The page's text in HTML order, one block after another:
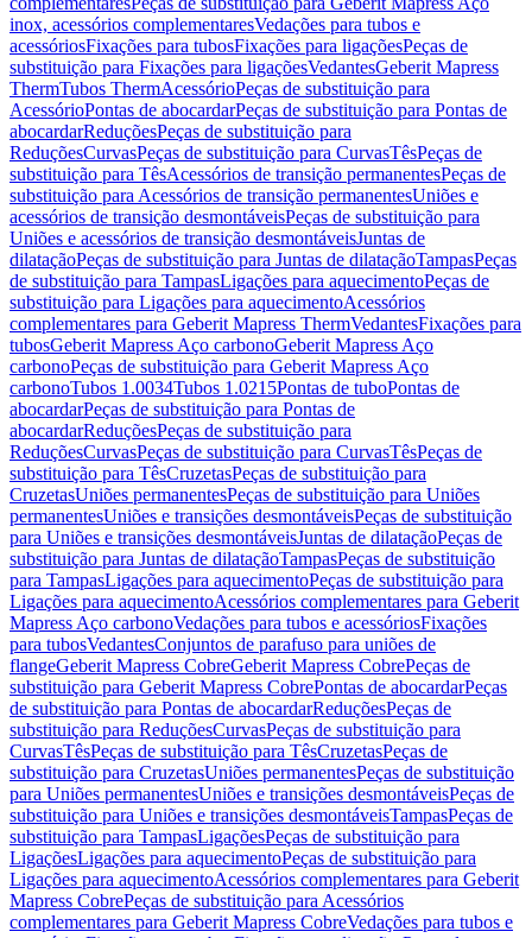
inox, acessórios complementaresVedações para tubos e
acessóriosFixações para tubosFixações para ligaçõesPeças de
substituição para Fixações para ligaçõesVedantesGeberit Mapress
ThermTubos ThermAcessórioPeças de substituição para
AcessórioPontas de abocardarPeças de substituição para Pontas de
abocardarReduçõesPeças de substituição para
ReduçõesCurvasPeças de substituição para CurvasTêsPeças de
substituição para TêsAcessórios de transição permanentesPeças de
substituição para Acessórios de transição permanentesUniões e
acessórios de transição desmontáveisPeças de substituição para
Uniões e acessórios de transição desmontáveisJuntas de
dilataçãoPeças de substituição para Juntas de dilataçãoTampasPeças
de substituição para TampasLigações para aquecimentoPeças de
substituição para Ligações para aquecimentoAcessórios
complementares para Geberit Mapress ThermVedantesFixações para
tubosGeberit Mapress Aço carbonoGeberit Mapress Aço
carbonoPeças de substituição para Geberit Mapress Aço
carbonoTubos 1.0034Tubos 1.0215Pontas de tuboPontas de
abocardarPeças de substituição para Pontas de
abocardarReduçõesPeças de substituição para
ReduçõesCurvasPeças de substituição para CurvasTêsPeças de
substituição para TêsCruzetasPeças de substituição para
CruzetasUniões permanentesPeças de substituição para Uniões
permanentesUniões e transições desmontáveisPeças de substituição
para Uniões e transições desmontáveisJuntas de dilataçãoPeças de
substituição para Juntas de dilataçãoTampasPeças de substituição
para TampasLigações para aquecimentoPeças de substituição para
Ligações para aquecimentoAcessórios complementares para Geberit
Mapress Aço carbonoVedações para tubos e acessóriosFixações
para tubosVedantesConjuntos de parafuso para uniões de
flangeGeberit Mapress CobreGeberit Mapress CobrePeças de
substituição para Geberit Mapress CobrePontas de abocardarPeças
de substituição para Pontas de abocardarReduçõesPeças de
substituição para ReduçõesCurvasPeças de substituição para
CurvasTêsPeças de substituição para TêsCruzetasPeças de
substituição para CruzetasUniões permanentesPeças de substituição
para Uniões permanentesUniões e transições desmontáveisPeças de
substituição para Uniões e transições desmontáveisTampasPeças de
substituição para TampasLigaçõesPeças de substituição para
LigaçõesLigações para aquecimentoPeças de substituição para
Ligações para aquecimentoAcessórios complementares para Geberit
Mapress CobrePeças de substituição para Acessórios
complementares para Geberit Mapress CobreVedações para tubos e